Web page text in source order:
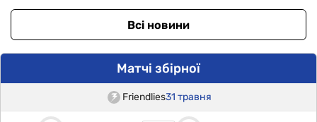
Всі новини
Матчі збірної
Friendlies31 травня